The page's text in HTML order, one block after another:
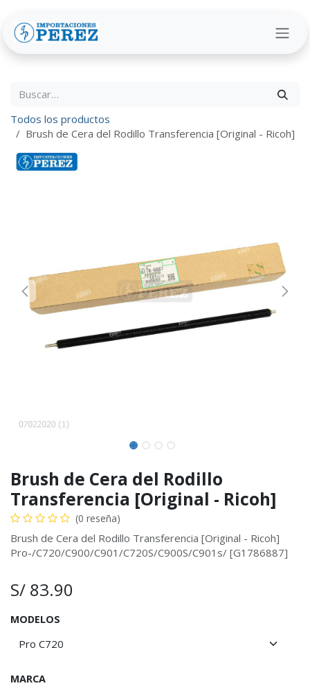
Todos los productos
Brush de Cera del Rodillo Transferencia [Original - Ricoh]
Brush de Cera del Rodillo
Transferencia [Original - Ricoh]
(0 reseña)
Brush de Cera del Rodillo Transferencia [Original - Ricoh]
Pro-/C720/C900/C901/C720S/C900S/C901s/ [G1786887]
S/ 83.90
MODELOS
MARCA